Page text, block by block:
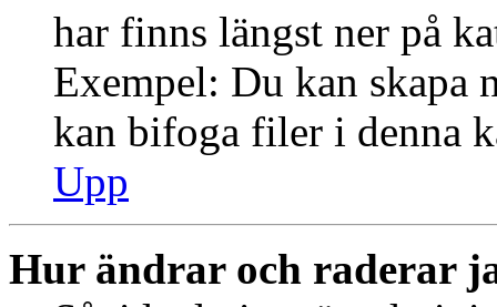
har finns längst ner på
Exempel: Du kan skapa
kan bifoga filer i denna
Upp
Hur ändrar och raderar